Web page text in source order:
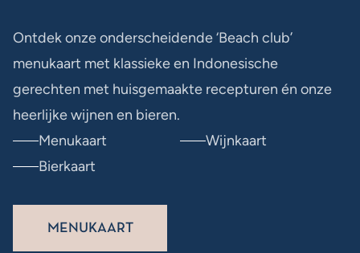
Ontdek onze onderscheidende ‘Beach club’
menukaart met klassieke en Indonesische
gerechten met huisgemaakte recepturen én onze
heerlijke wijnen en bieren.
Menukaart
Wijnkaart
Bierkaart
MENUKAART